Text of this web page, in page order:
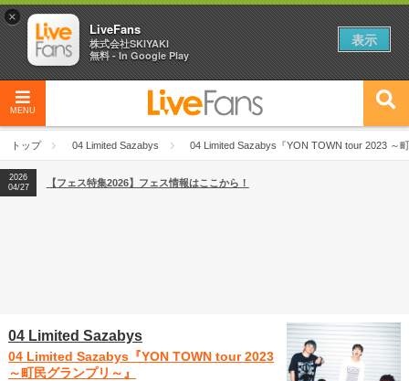
MENU
トップ 04 Limited Sazabys 04 Limited Sazabys『YON TOWN tour 2023 ～
2026
04/27
2026
【ライブ動員ランキング】2026年上半期編発表！
2026
04/27
【フェス特集2026】フェス情報はここから！
04 Limited Sazabys
04 Limited Sazabys『YON TOWN tour 2023
～町民グランプリ～』
×
LiveFans
株式会社SKIYAKI
無料 - In Google Play
表示